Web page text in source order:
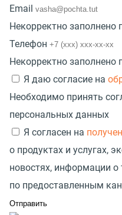
Email
Некорректно заполнено
Телефон
Некорректно заполнено
Я даю согласие на
Необходимо принять
персональных данных
Я согласен на
о продуктах и услугах,
новостях, информации о
по предоставленным